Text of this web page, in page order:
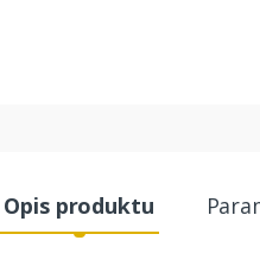
Opis produktu